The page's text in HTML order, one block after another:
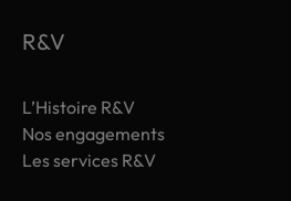
R&V
L’Histoire R&V
Nos engagements
Les services R&V